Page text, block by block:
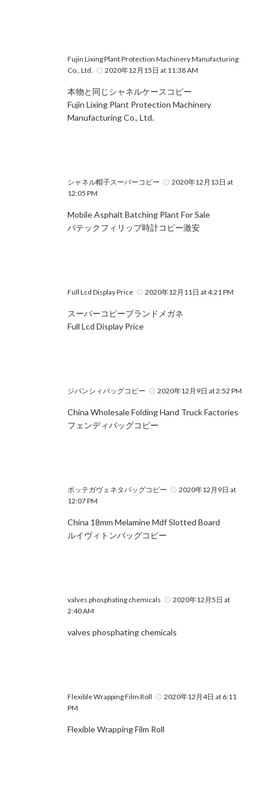
Fujin Lixing Plant Protection Machinery Manufacturing
Co., Ltd.
2020年12月15日 at 11:38 AM
本物と同じシャネルケースコピー
Fujin Lixing Plant Protection Machinery
Manufacturing Co., Ltd.
シャネル帽子スーパーコピー
2020年12月13日 at
12:05 PM
Mobile Asphalt Batching Plant For Sale
パテックフィリップ時計コピー激安
Full Lcd Display Price 2020年12月11日 at 4:21 PM
スーパーコピーブランドメガネ
Full Lcd Display Price
ジバンシィバッグコピー 2020年12月9日 at 2:52 PM
China Wholesale Folding Hand Truck Factories
フェンディバッグコピー
ボッテガヴェネタバッグコピー
2020年12月9日 at
12:07 PM
China 18mm Melamine Mdf Slotted Board
ルイヴィトンバッグコピー
valves phosphating chemicals
2020年12月5日 at
2:40 AM
valves phosphating chemicals
Flexible Wrapping Film Roll
2020年12月4日 at 6:11
PM
Flexible Wrapping Film Roll